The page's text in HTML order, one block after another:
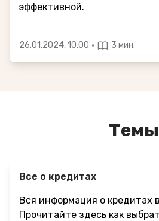
эффективной.
26.01.2024, 10:00 · 3 мин.
Темы
Все о кредитах
Вся информация о кредитах
Прочитайте здесь как